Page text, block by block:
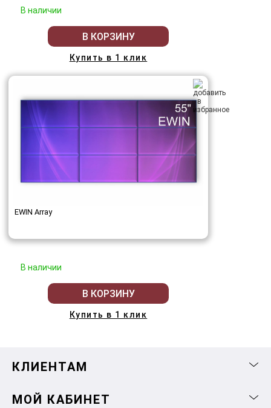
В наличии
В КОРЗИНУ
Купить в 1 клик
EWIN Array
В наличии
В КОРЗИНУ
Купить в 1 клик
КЛИЕНТАМ
МОЙ КАБИНЕТ